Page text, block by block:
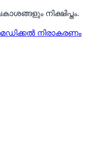
നിക്ഷിപ്തം.
നിരാകരണം